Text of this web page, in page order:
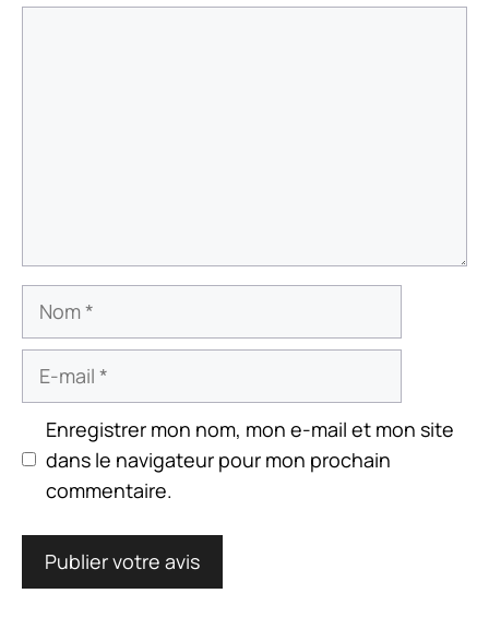
Nom
Enregistrer mon nom, mon e-mail et mon site
dans le navigateur pour mon prochain
commentaire.